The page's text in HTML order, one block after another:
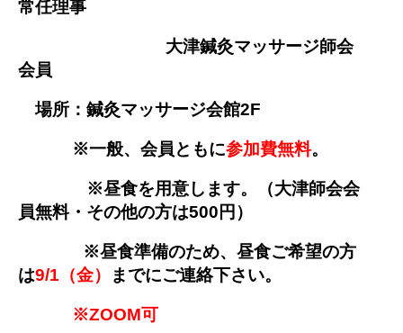
常任理事
大津鍼灸マッサージ師会
会員
場所：鍼灸マッサージ会館2F
※一般、会員ともに参加費無料。
※昼食を用意します。（大津師会会
員無料・その他の方は500円）
※昼食準備のため、昼食ご希望の方
は9/1（金） までにご連絡下さい。
※ZOOM可